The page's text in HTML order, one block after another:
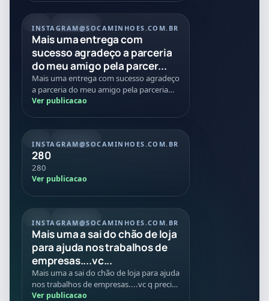
INSTAGRAM@SOCAMINHOES.COM.BR
Mais uma entrega com
sucesso agradeço a parceria
do meu amigo pela parcer...
Mais uma entrega com sucesso agradeço
a parceria do meu amigo pela parceria
nessa negociação Tmj
Ver publicacao
INSTAGRAM@SOCAMINHOES.COM.BR
280
280
Ver publicacao
INSTAGRAM@SOCAMINHOES.COM.BR
Mais uma a sai do chão de loja
para ajuda nos trabalhos de
empresas....vc...
Mais uma a sai do chão de loja para ajuda
nos trabalhos de empresas....vc q precisa
de caminhões máquinas implementos
Ver publicacao